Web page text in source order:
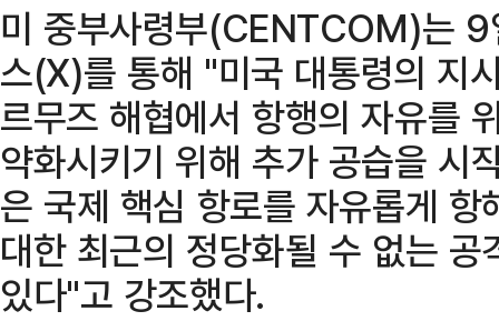
미 중부사령부(CENTCOM)는 9
스(X)를 통해 "미국 대통령의 지
르무즈 해협에서 항행의 자유를
약화시키기 위해 추가 공습을 시
은 국제 핵심 항로를 자유롭게
대한 최근의 정당화될 수 없는
있다"고 강조했다.